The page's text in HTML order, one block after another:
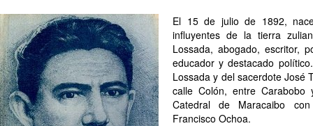
El 15 de julio de 1892,
influyentes de la tierra
Lossada, abogado, escritor,
educador y destacado
Lossada y del sacerdote José
calle Colón, entre
Catedral de Maracaibo
Francisco Ochoa.